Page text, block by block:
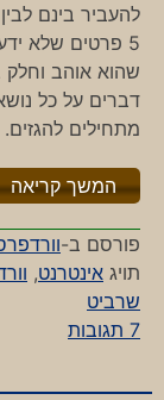
להעביר בינם
דברים על כל
מתחילים להגזים.
המשך קריאה
פורסם ב-
תויג אינטרנט,
שרביט
7 תגובות
על
נגד